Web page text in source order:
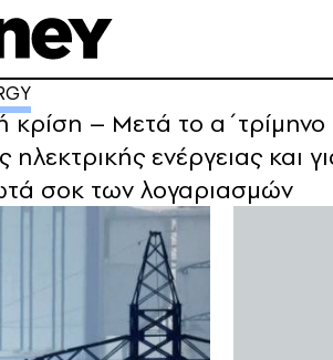
κρίση – Μετά το
ενέργειας και
σοκ των λογαριασμών